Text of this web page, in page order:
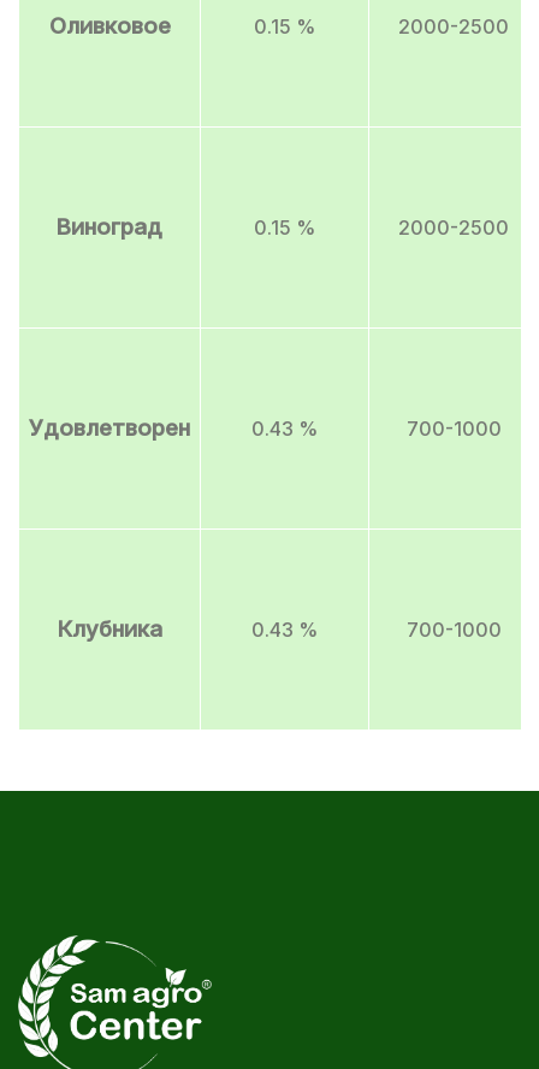
Оливковое 0.15 % 2000-2500
Виноград 0.15 % 2000-2500
Удовлетворен 0.43 % 700-1000
Клубника 0.43 % 700-1000